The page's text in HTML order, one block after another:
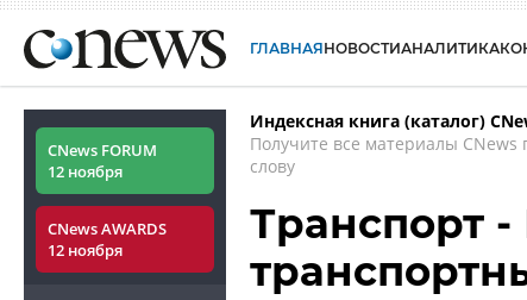
ГЛАВНАЯНОВОСТИАНАЛИТИКА
CNews FORUM
12 ноября
CNews AWARDS
12 ноября
Индексная книга (каталог)
Получите все материалы CNews
слову
Транспорт